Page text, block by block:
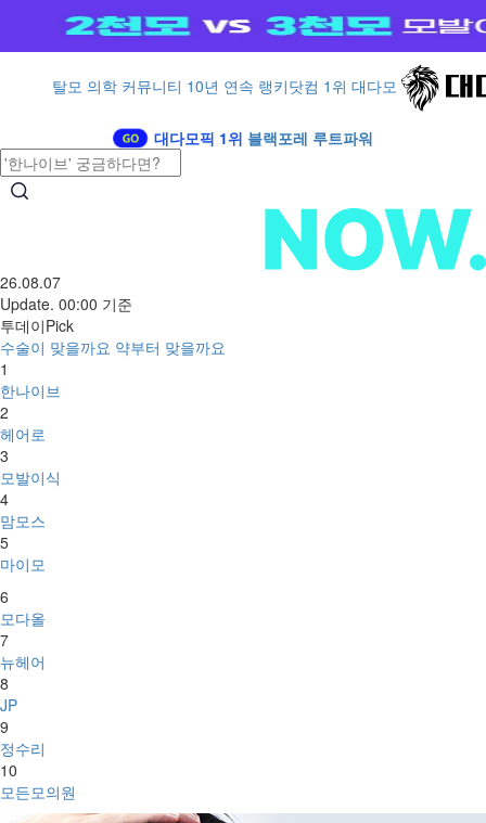
탈모 의학 커뮤니티 10년 연속 랭키닷컴 1위 대다모
대다모픽 1위 블랙포레 루트파워
26.08.07
Update. 00:00 기준
투데이Pick
수술이 맞을까요 약부터 맞을까요
1
한나이브
2
헤어로
3
모발이식
4
맘모스
5
마이모
6
모다올
7
뉴헤어
8
JP
9
정수리
10
모든모의원